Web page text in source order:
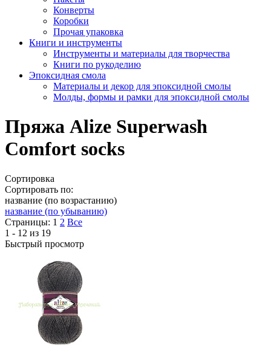
Конверты
Коробки
Прочая упаковка
Книги и инструменты
Инструменты и материалы для творчества
Книги по рукоделию
Эпоксидная смола
Материалы и декор для эпоксидной смолы
Молды, формы и рамки для эпоксидной смолы
Пряжа Alize Superwash
Comfort socks
Сортировка
Сортировать по:
название (по возрастанию)
название (по убыванию)
Страницы: 1 2 Все
1 - 12 из 19
Быстрый просмотр